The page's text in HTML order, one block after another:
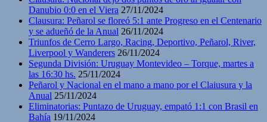
Danubio 0:0 en el Viera 27/11/2024
Clausura: Peñarol se floreó 5:1 ante Progreso en el Centenario
y se adueñó de la Anual 26/11/2024
Triunfos de Cerro Largo, Racing, Deportivo, Peñarol, River,
Liverpool y Wanderers 26/11/2024
Segunda División: Uruguay Montevideo – Torque, martes a
las 16:30 hs. 25/11/2024
Peñarol y Nacional en el mano a mano por el Claiusura y la
Anual 25/11/2024
Eliminatorias: Puntazo de Uruguay, empató 1:1 con Brasil en
Bahía 19/11/2024